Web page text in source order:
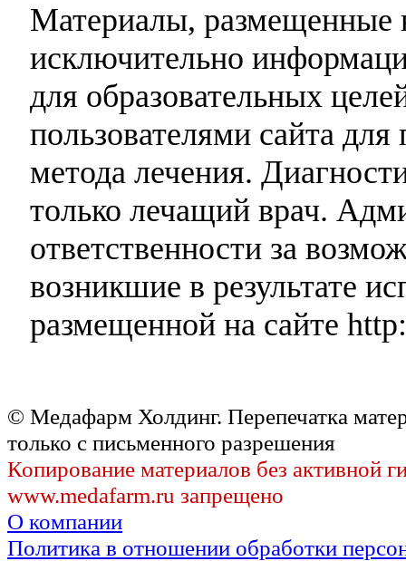
Материалы, размещенные
исключительно
для образовательных
пользователями сайта
метода лечения.
только лечащий врач.
ответственности за
возникшие в результате
размещенной на сайте
© Медафарм Холдинг. Перепечатка
только с письменного разрешения
Копирование материалов без активной
www.medafarm.ru запрещено
О компании
Политика в отношении обработки